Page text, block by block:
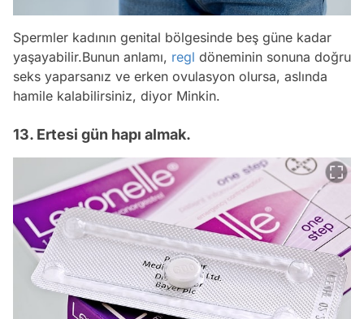
Spermler kadının genital bölgesinde beş güne kadar
yaşayabilir.Bunun anlamı, regl döneminin sonuna doğru
seks yaparsanız ve erken ovulasyon olursa, aslında
hamile kalabilirsiniz, diyor Minkin.
13. Ertesi gün hapı almak.